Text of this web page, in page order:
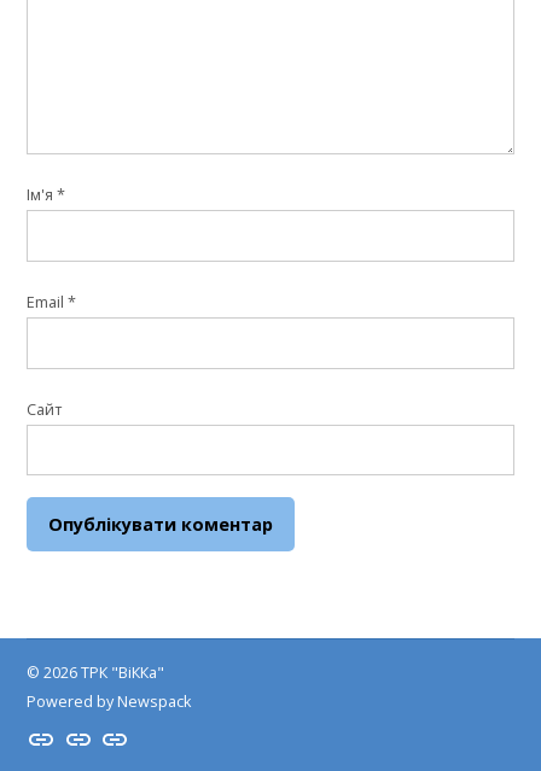
Ім'я*
Email*
Сайт
© 2026 ТРК "ВіККа"
Powered by Newspack
Insta
YouTube
FB